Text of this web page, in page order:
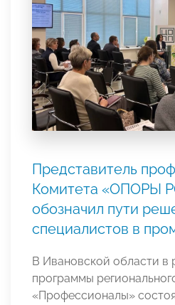
Представитель
Комитета «ОПОРЫ
обозначил пути
специалистов в
В Ивановской области в
программы
«Профессионалы»